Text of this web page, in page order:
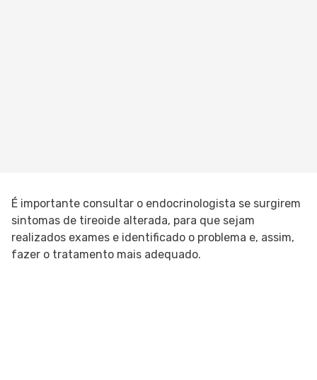
É importante consultar o endocrinologista se surgirem
sintomas de tireoide alterada, para que sejam
realizados exames e identificado o problema e, assim,
fazer o tratamento mais adequado.